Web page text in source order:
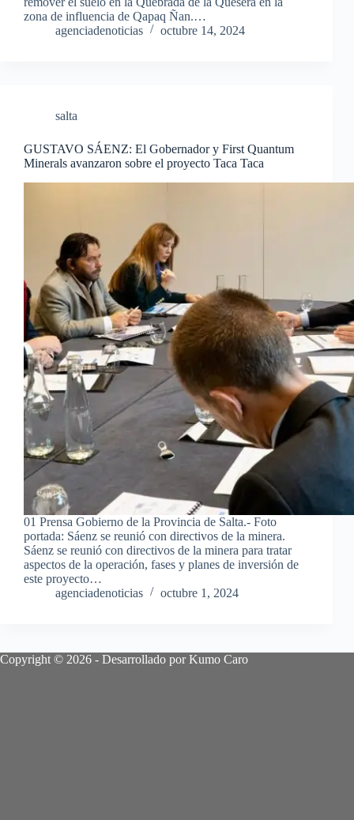
zona de influencia de Qapaq Ñan.…
agenciadenoticias
octubre 14, 2024
salta
GUSTAVO SÁENZ: El Gobernador y First Quantum
Minerals avanzaron sobre el proyecto Taca Taca
01 Prensa Gobierno de la Provincia de Salta.- Foto
portada: Sáenz se reunió con directivos de la minera.
Sáenz se reunió con directivos de la minera para tratar
aspectos de la operación, fases y planes de inversión de
este proyecto…
agenciadenoticias
octubre 1, 2024
Copyright © 2026 - Desarrollado por Kumo Caro